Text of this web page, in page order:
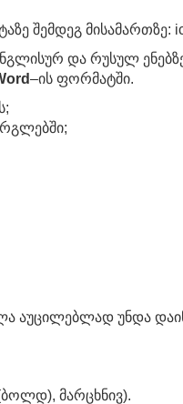
შემდეგ მისამართზე:
და რუსულ
–ის ფორმატში.
აუცილებლად უნდა
მარცხნივ).